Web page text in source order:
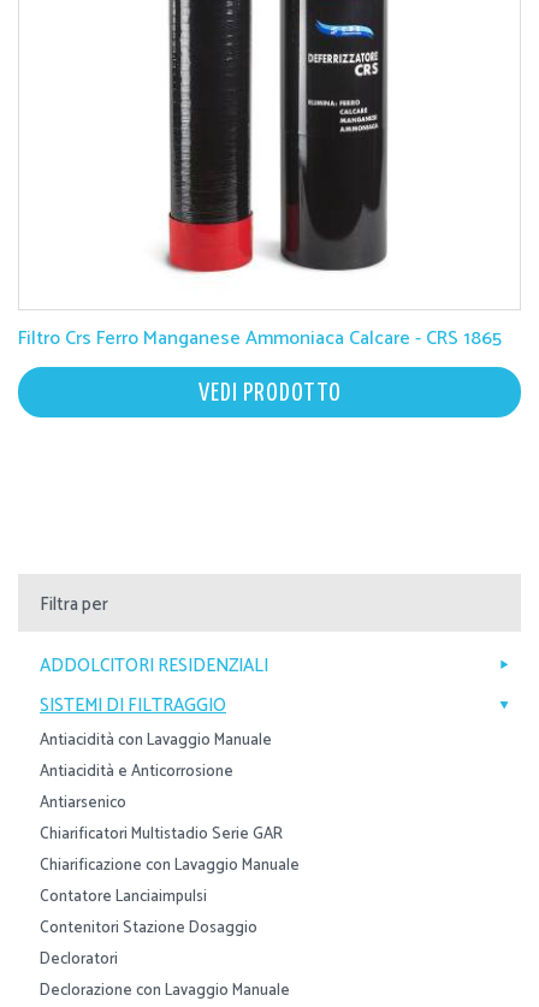
Filtro Crs Ferro Manganese Ammoniaca Calcare - CRS 1865
VEDI PRODOTTO
Filtra per
ADDOLCITORI RESIDENZIALI
SISTEMI DI FILTRAGGIO
Antiacidità con Lavaggio Manuale
Antiacidità e Anticorrosione
Antiarsenico
Chiarificatori Multistadio Serie GAR
Chiarificazione con Lavaggio Manuale
Contatore Lanciaimpulsi
Contenitori Stazione Dosaggio
Decloratori
Declorazione con Lavaggio Manuale